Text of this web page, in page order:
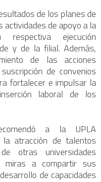
de los planes de
actividades de apoyo a la
ejecución
y de la filial. Además,
de las acciones
de convenios
fortalecer e impulsar la
laboral de los
a la UPLA
atracción de talentos
otras universidades
miras a compartir sus
de capacidades